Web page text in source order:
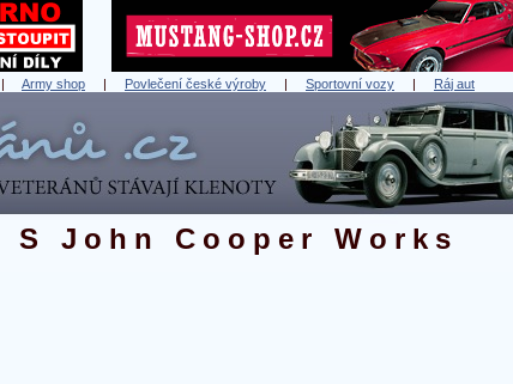
Army shop | Povlečení české výroby | Sportovní vozy | Ráj aut
S John Cooper Works